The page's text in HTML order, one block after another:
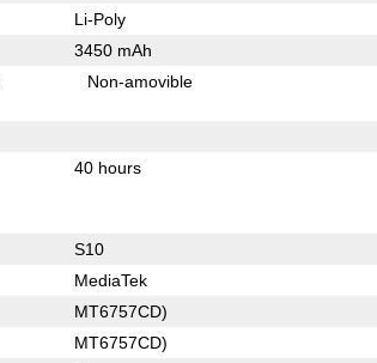
Li-Poly
3450 mAh
Non-amovible
40 hours
S10
MediaTek
MT6757CD)
MT6757CD)